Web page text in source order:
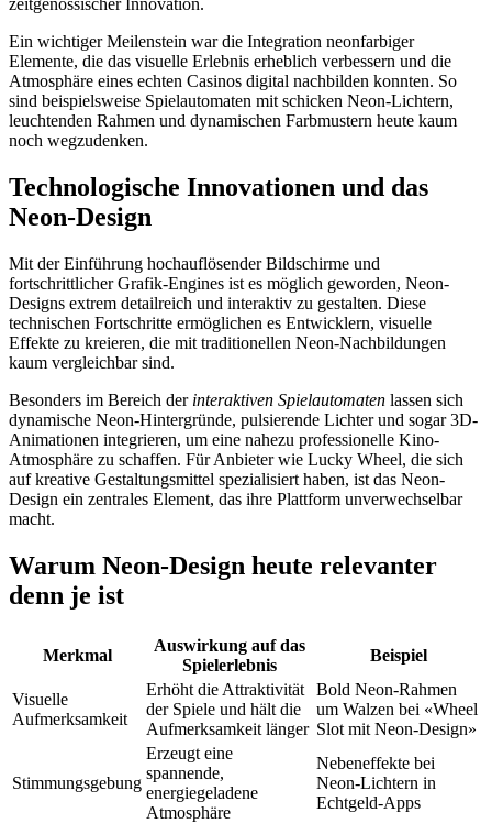
zeitgenössischer Innovation.
Ein wichtiger Meilenstein war die Integration neonfarbiger
Elemente, die das visuelle Erlebnis erheblich verbessern und die
Atmosphäre eines echten Casinos digital nachbilden konnten. So
sind beispielsweise Spielautomaten mit schicken Neon-Lichtern,
leuchtenden Rahmen und dynamischen Farbmustern heute kaum
noch wegzudenken.
Technologische Innovationen und das
Neon-Design
Mit der Einführung hochauflösender Bildschirme und
fortschrittlicher Grafik-Engines ist es möglich geworden, Neon-
Designs extrem detailreich und interaktiv zu gestalten. Diese
technischen Fortschritte ermöglichen es Entwicklern, visuelle
Effekte zu kreieren, die mit traditionellen Neon-Nachbildungen
kaum vergleichbar sind.
Besonders im Bereich der interaktiven Spielautomaten lassen sich
dynamische Neon-Hintergründe, pulsierende Lichter und sogar 3D-
Animationen integrieren, um eine nahezu professionelle Kino-
Atmosphäre zu schaffen. Für Anbieter wie Lucky Wheel, die sich
auf kreative Gestaltungsmittel spezialisiert haben, ist das Neon-
Design ein zentrales Element, das ihre Plattform unverwechselbar
macht.
Warum Neon-Design heute relevanter
denn je ist
Merkmal
Auswirkung auf das
Spielerlebnis
Beispiel
Visuelle
Aufmerksamkeit
Erhöht die Attraktivität
der Spiele und hält die
Aufmerksamkeit länger
Bold Neon-Rahmen
um Walzen bei «Wheel
Slot mit Neon-Design»
Stimmungsgebung
Erzeugt eine
spannende,
energiegeladene
Atmosphäre
Nebeneffekte bei
Neon-Lichtern in
Echtgeld-Apps